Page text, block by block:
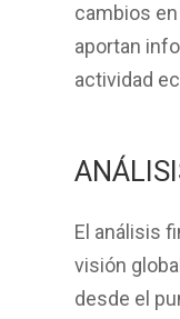
cambios
aportan
actividad
El análisis
visión
desde el